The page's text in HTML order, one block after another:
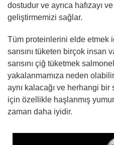
dostudur ve ayrıca hafızayı
geliştirmemizi sağlar.
Tüm proteinlerini elde etmek
sarısını tüketen birçok insan
sarısını çiğ tüketmek
yakalanmamıza neden
aynı kalacağı ve herhangi bir
için özellikle haşlanmış
zaman daha iyidir.